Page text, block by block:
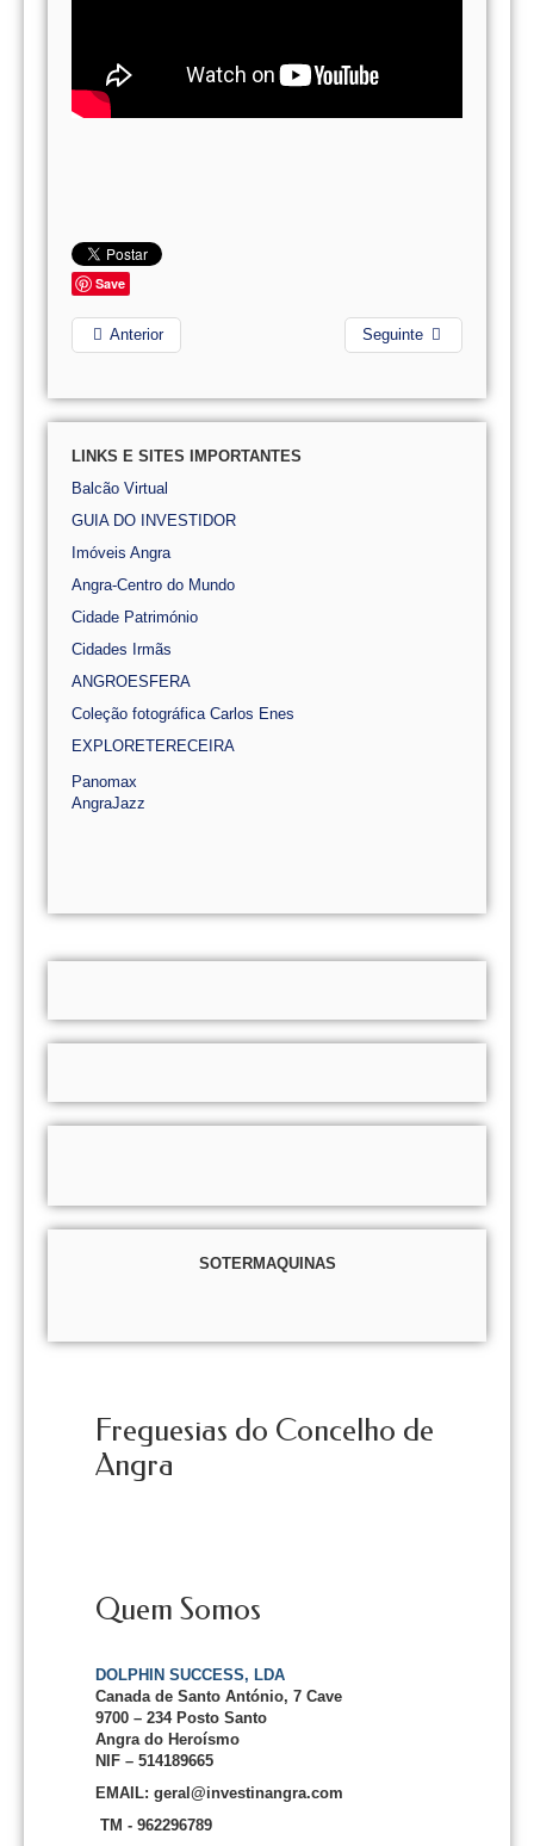
Save
Anterior Seguinte
LINKS E SITES IMPORTANTES
Balcão Virtual
GUIA DO INVESTIDOR
Imóveis Angra
Angra-Centro do Mundo
Cidade Património
Cidades Irmãs
ANGROESFERA
Coleção fotográfica Carlos Enes
EXPLORETERECEIRA
Panomax
AngraJazz
SOTERMAQUINAS
Freguesias do Concelho de
Angra
Quem Somos
DOLPHIN SUCCESS, LDA
Canada de Santo António, 7 Cave
9700 – 234 Posto Santo
Angra do Heroísmo
NIF – 514189665
EMAIL: geral@investinangra.com
TM - 962296789